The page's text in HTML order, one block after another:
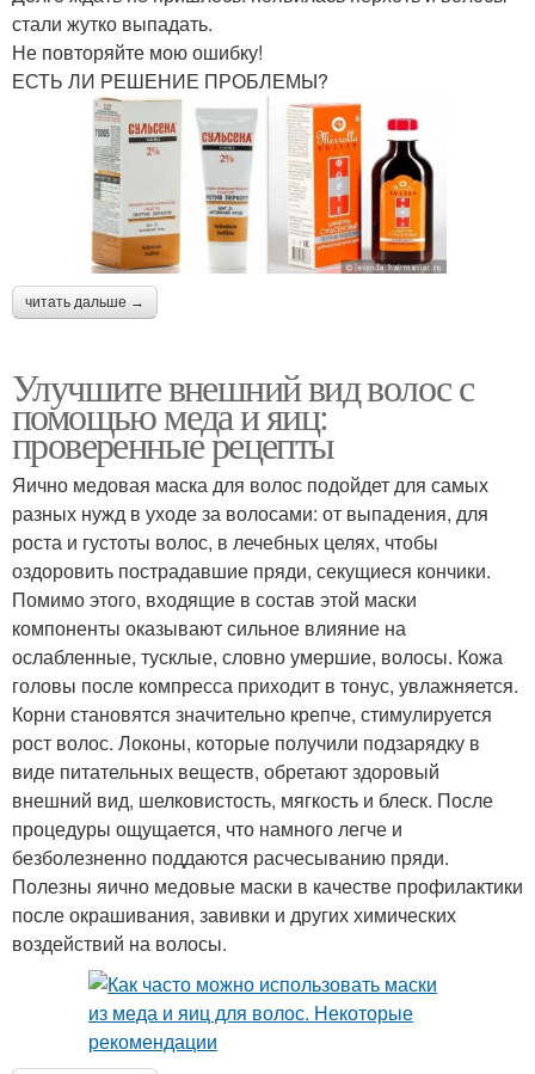
стали жутко выпадать.
Не повторяйте мою ошибку!
ЕСТЬ ЛИ РЕШЕНИЕ ПРОБЛЕМЫ?
читать дальше →
Улучшите внешний вид волос с
помощью меда и яиц:
проверенные рецепты
Яично медовая маска для волос подойдет для самых
разных нужд в уходе за волосами: от выпадения, для
роста и густоты волос, в лечебных целях, чтобы
оздоровить пострадавшие пряди, секущиеся кончики.
Помимо этого, входящие в состав этой маски
компоненты оказывают сильное влияние на
ослабленные, тусклые, словно умершие, волосы. Кожа
головы после компресса приходит в тонус, увлажняется.
Корни становятся значительно крепче, стимулируется
рост волос. Локоны, которые получили подзарядку в
виде питательных веществ, обретают здоровый
внешний вид, шелковистость, мягкость и блеск. После
процедуры ощущается, что намного легче и
безболезненно поддаются расчесыванию пряди.
Полезны яично медовые маски в качестве профилактики
после окрашивания, завивки и других химических
воздействий на волосы.